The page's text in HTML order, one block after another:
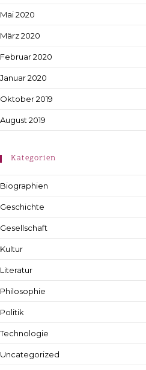
Mai 2020
März 2020
Februar 2020
Januar 2020
Oktober 2019
August 2019
Kategorien
Biographien
Geschichte
Gesellschaft
Kultur
Literatur
Philosophie
Politik
Technologie
Uncategorized